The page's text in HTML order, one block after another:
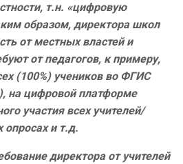
т.н. «цифровую
образом, директора школ
от местных властей и
от педагогов, к примеру,
(100%) учеников во ФГИС
на цифровой платформе
участия всех учителей/
опросах и т.д.
директора от учителей